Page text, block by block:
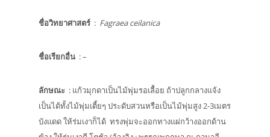
ชื่อวิทยาศาสตร์ : Fagraea ceilanica
ชื่อเรียกอื่น : –
ลักษณะ : แก้วมุกดาเป็นไม้พุ่มรอเลื้อย ถ้าปลูกกลางแจ้ง
เป็นได้ทั้งไม้พุ่มเตี้ยๆ ประดับสวนหรือเป็นไม้พุ่มสูง 2-3เมตร
บังแดด ให้ร่มเงาก็ได้ ทรงพุ่มจะออกทางแผ่กว้างออกด้าน